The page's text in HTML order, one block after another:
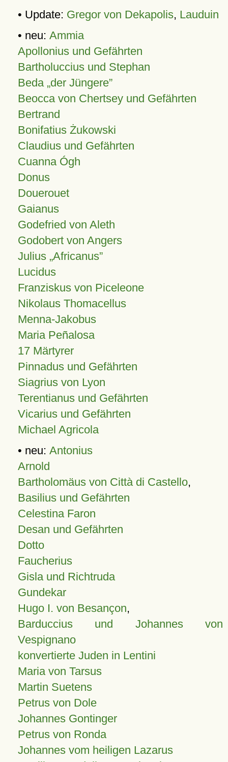
• Update: Gregor von Dekapolis, Lauduin
• neu: Ammia
Apollonius und Gefährten
Bartholuccius und Stephan
Beda „der Jüngere”
Beocca von Chertsey und Gefährten
Bertrand
Bonifatius Żukowski
Claudius und Gefährten
Cuanna Ógh
Donus
Douerouet
Gaianus
Godefried von Aleth
Godobert von Angers
Julius Africanus
Lucidus
Franziskus von Piceleone
Nikolaus Thomacellus
Menna-Jakobus
Maria Peñalosa
17 Märtyrer
Pinnadus und Gefährten
Siagrius von Lyon
Terentianus und Gefährten
Vicarius und Gefährten
Michael Agricola
• neu: Antonius
Arnold
Bartholomäus von Città di Castello,
Basilius und Gefährten
Celestina Faron
Desan und Gefährten
Dotto
Faucherius
Gisla und Richtruda
Gundekar
Hugo I. von Besançon,
Barduccius und Johannes von
Vespignano
konvertierte Juden in Lentini
Maria von Tarsus
Martin Suetens
Petrus von Dole
Johannes Gontinger
Petrus von Ronda
Johannes vom heiligen Lazarus